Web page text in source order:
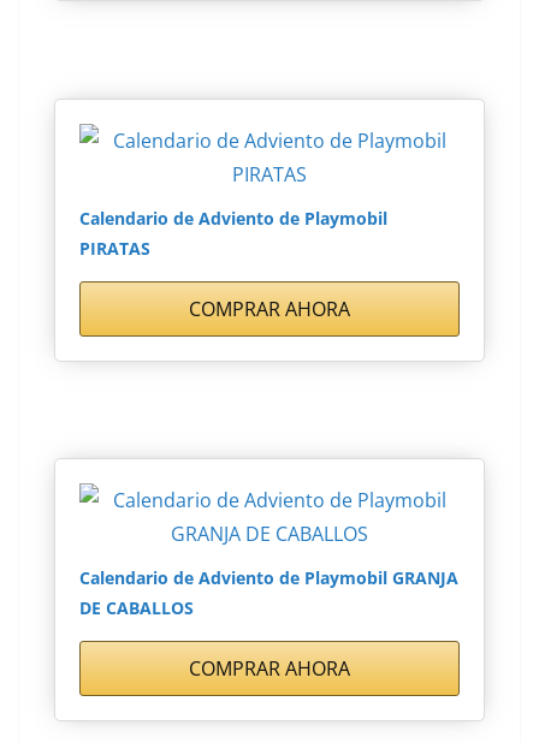
Calendario de Adviento de Playmobil
PIRATAS
COMPRAR AHORA
Calendario de Adviento de Playmobil GRANJA
DE CABALLOS
COMPRAR AHORA